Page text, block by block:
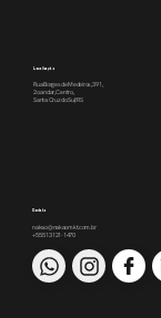
Rua Borges de Medeiros, 391,
2o andar, Centro,
Santa Cruz do Sul/RS
Contato
nakao@nakaomkt.com.br
+55 51 3121-1470